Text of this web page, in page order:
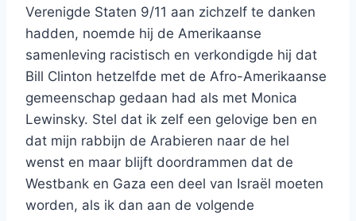
Verenigde Staten 9/11 aan zichzelf te danken
hadden, noemde hij de Amerikaanse
samenleving racistisch en verkondigde hij dat
Bill Clinton hetzelfde met de Afro-Amerikaanse
gemeenschap gedaan had als met Monica
Lewinsky. Stel dat ik zelf een gelovige ben en
dat mijn rabbijn de Arabieren naar de hel
wenst en maar blijft doordrammen dat de
Westbank en Gaza een deel van Israël moeten
worden, als ik dan aan de volgende